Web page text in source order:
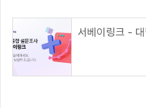
서베이링크 -